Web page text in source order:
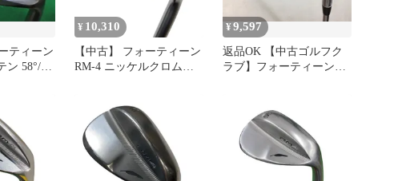
ティーン
58°/T
右用 C
ラブ
¥ 10,310
【中古】 フォーティーン
RM-4 ニッケルクロムメ
他) メンズ 男性用 右利き
右用 Cランク ゴルフクラ
ブ
¥9,597
返品OK 【中古ゴルフク
ラブ】フォーティーン